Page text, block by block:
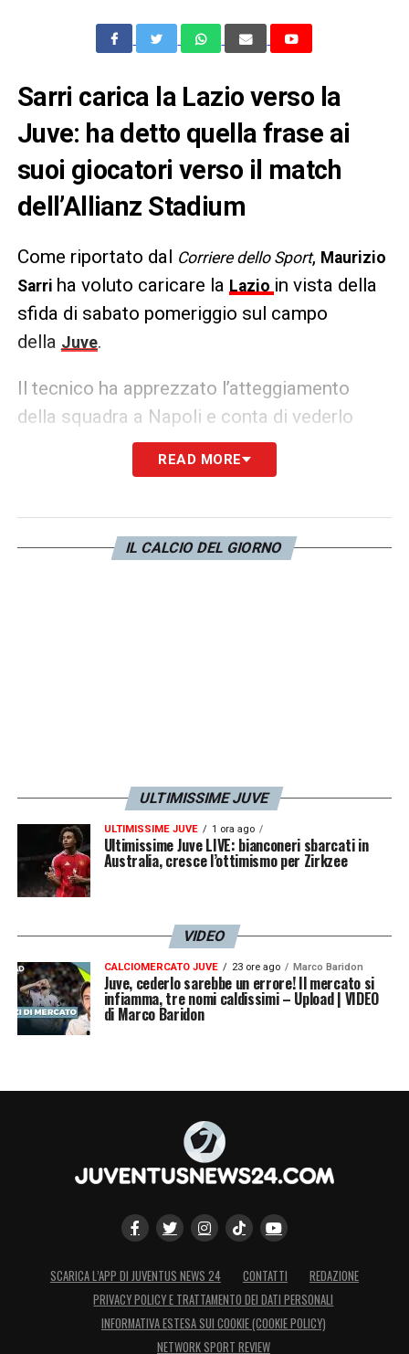
Sarri carica la Lazio verso la
Juve: ha detto quella frase ai
suoi giocatori verso il match
dell’Allianz Stadium
Come riportato dal Corriere dello Sport, Maurizio
Sarri ha voluto caricare la Lazio in vista della
sfida di sabato pomeriggio sul campo
della Juve.
Il tecnico ha apprezzato l’atteggiamento
della squadra a Napoli e conta di vederlo
replicato nei prossimi impegni, in primis
quello contro i bianconeri di Allegri. Questo il
l’atteggiamento giusto»
READ MORE
IL CALCIO DEL GIORNO
ULTIMISSIME JUVE
ULTIMISSIME JUVE 1 ora ago
Ultimissime Juve LIVE: bianconeri sbarcati in
Australia, cresce l’ottimismo per Zirkzee
VIDEO
CALCIOMERCATO JUVE 23 ore ago Marco Baridon
Juve, cederlo sarebbe un errore! Il mercato si
infiamma, tre nomi caldissimi – Upload | VIDEO
di Marco Baridon
SCARICA L’APP DI JUVENTUS NEWS 24 CONTATTI
REDAZIONE
PRIVACY POLICY E TRATTAMENTO DEI DATI PERSONALI
INFORMATIVA ESTESA SUI COOKIE (COOKIE POLICY)
NETWORK SPORT REVIEW